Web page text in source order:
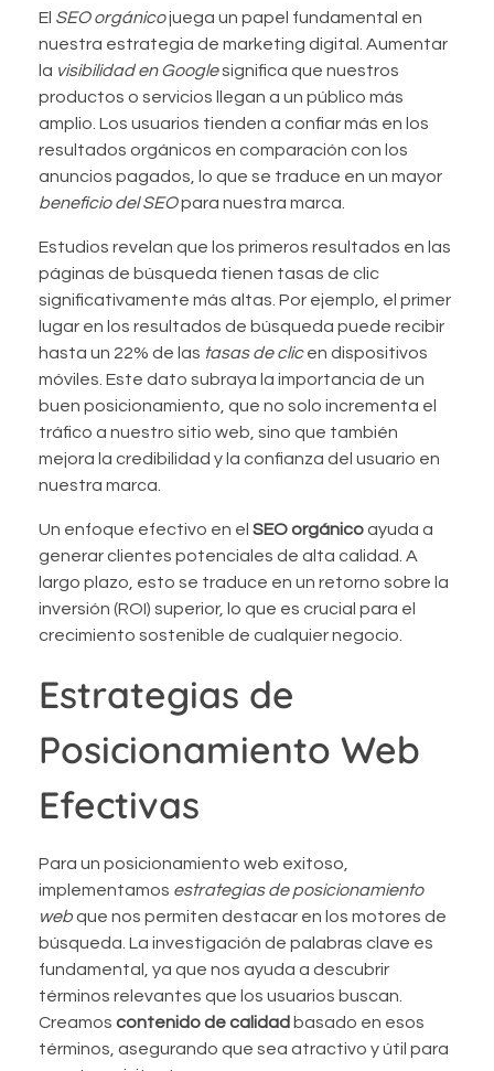
El SEO orgánicojuega un papel fundamental en
nuestra estrategia de marketing digital. Aumentar
la visibilidad en Googlesignifica que nuestros
productos o servicios llegan a un público más
amplio. Los usuarios tienden a confiar más en los
resultados orgánicos en comparación con los
anuncios pagados, lo que se traduce en un mayor
beneficio del SEOpara nuestra marca.
Estudios revelan que los primeros resultados en las
páginas de búsqueda tienen tasas de clic
significativamente más altas. Por ejemplo, el primer
lugar en los resultados de búsqueda puede recibir
hasta un 22% de las tasas de clicen dispositivos
móviles. Este dato subraya la importancia de un
buen posicionamiento, que no solo incrementa el
tráfico a nuestro sitio web, sino que también
mejora la credibilidad y la confianza del usuario en
nuestra marca.
Un enfoque efectivo en el SEO orgánicoayuda a
generar clientes potenciales de alta calidad. A
largo plazo, esto se traduce en un retorno sobre la
inversión (ROI) superior, lo que es crucial para el
crecimiento sostenible de cualquier negocio.
Estrategias de
Posicionamiento Web
Efectivas
Para un posicionamiento web exitoso,
implementamos estrategias de posicionamiento
webque nos permiten destacar en los motores de
búsqueda. La investigación de palabras clave es
fundamental, ya que nos ayuda a descubrir
términos relevantes que los usuarios buscan.
Creamos contenido de calidad basado en esos
términos, asegurando que sea atractivo y útil para